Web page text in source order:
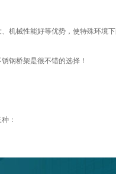
机械性能好等优势，使特殊环境
锈钢桥架是很不错的选择！
：